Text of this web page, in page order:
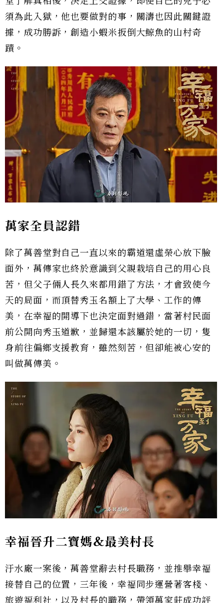
須為此入獄，他也要做對的事，關濤也因此關鍵證
據，成功勝訴，創造小蝦米扳倒大鯨魚的山村奇
蹟。
萬家全員認錯
除了萬善堂對自己一直以來的霸道還虛榮心放下臉
面外，萬傳家也終於意識到父親栽培自己的用心良
苦，但父子倆人長久來都用錯了方法，才會致使今
天的局面，而頂替秀玉名額上了大學、工作的傳
美，在幸福的開導下也決定面對過錯，當著村民面
前公開向秀玉道歉，並歸還本該屬於她的一切，隻
身前往偏鄉支援教育，雖然刻苦，但卻能被心安的
叫做萬傳美。
幸福晉升二寶媽&最美村長
汙水廠一案後，萬善堂辭去村長職務，並推舉幸福
接替自己的位置，三年後，幸福同步運營著客棧、
旅遊福利社，以及村長的職務，帶領萬家莊成功評